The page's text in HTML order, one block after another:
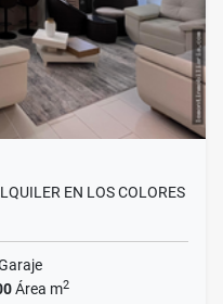
EN LOS COLORES
Área m2